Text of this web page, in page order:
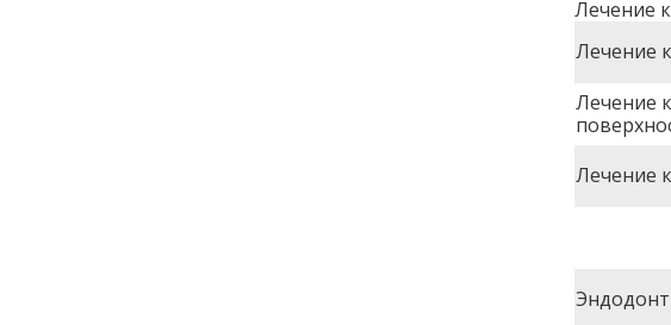
Лечение
Лечение
Лечение
Лечение